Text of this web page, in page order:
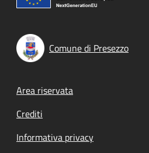
Comune di Presezzo
Footer menu
Area riservata
Crediti
Informativa privacy